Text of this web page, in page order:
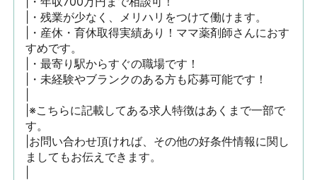
|・残業が少なく、メリハリをつけて働けます。
|・産休・育休取得実績あり！ママ薬剤師さんにおす
すめです。
|・最寄り駅からすぐの職場です！
|・未経験やブランクのある方も応募可能です！
|※こちらに記載してある求人特徴はあくまで一部で
す。
|お問い合わせ頂ければ、その他の好条件情報に関し
ましてもお伝えできます。